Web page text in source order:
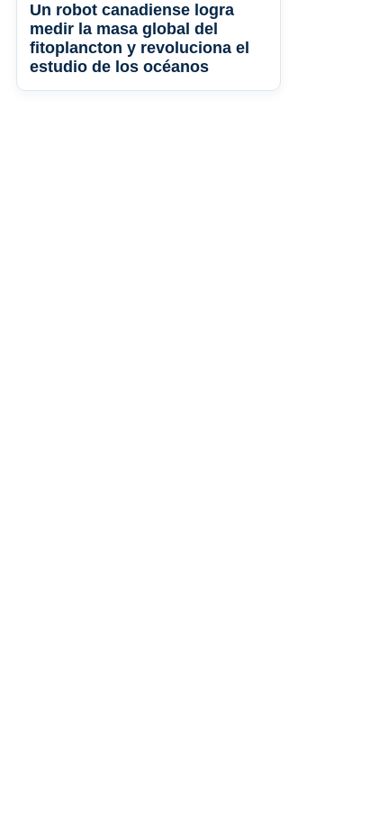
Un robot canadiense logra
medir la masa global del
fitoplancton y revoluciona el
estudio de los océanos